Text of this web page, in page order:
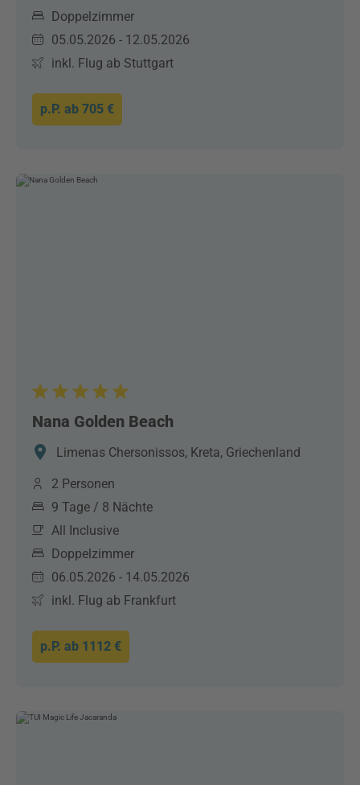
Doppelzimmer
05.05.2026 - 12.05.2026
inkl. Flug ab Stuttgart
p.P. ab 705 €
Nana Golden Beach
Limenas Chersonissos, Kreta, Griechenland
2 Personen
9 Tage / 8 Nächte
All Inclusive
Doppelzimmer
06.05.2026 - 14.05.2026
inkl. Flug ab Frankfurt
p.P. ab 1112 €